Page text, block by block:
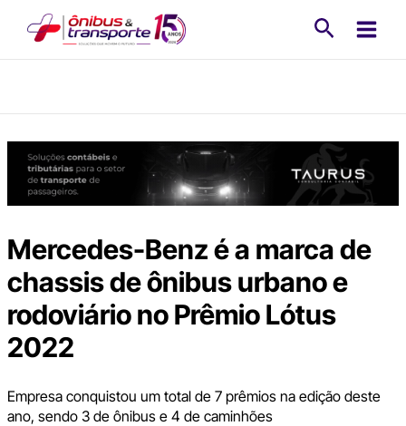
Mercedes-Benz é a marca de
chassis de ônibus urbano e
rodoviário no Prêmio Lótus
2022
Empresa conquistou um total de 7 prêmios na edição deste
ano, sendo 3 de ônibus e 4 de caminhões